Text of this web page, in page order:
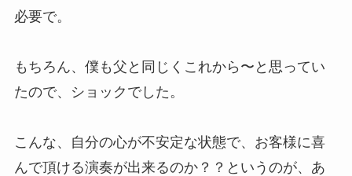
必要で。
もちろん、僕も父と同じくこれから〜と思ってい
たので、ショックでした。
こんな、自分の心が不安定な状態で、お客様に喜
んで頂ける演奏が出来るのか？？というのが、あ